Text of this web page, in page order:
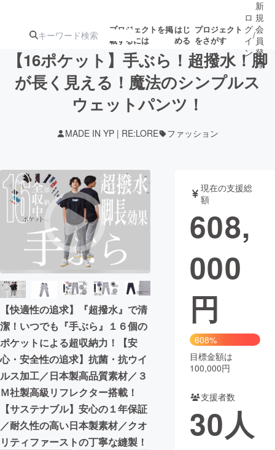
プロジェクトを掲
載するには
はじ
める
プロジェクト
をさがす
注目のリ
注目の新着プロ募集終了が近いプ
テクノロジー・ガジェット
映像・映画 書籍・雑誌
ビジネス・起業 チャレンジ
まちづくり・地域活性化
CAMPFIRE for Social Good
CAMPFIRE Creation
CAMPFIREふるさと納税 machi-ya コミュニティ
ロ
グ
イ
ン
/
新
規
会
員
登
録
【16ポケット】手ぶら！超撥水！脚
が長く見える！魔法のシンプルス
ウェットパンツ！
MADE IN YP | RE:LORE ファッション
【快適性の追求】『超撥水』で清
潔！いつでも『手ぶら』１６個の
ポケットによる超収納力！【安
心・安全性の追求】抗菌・抗ウイ
ルス加工／日本製高品質素材／３
Ｍ社製高級リフレクター搭載！
【サステナブル】安心の１年保証
／耐久性の高い日本製素材／クオ
リティファーストの丁寧な縫製！
現在の支援総
額
608,
000
円
608%
目標金額は
100,000円
支援者数
30人